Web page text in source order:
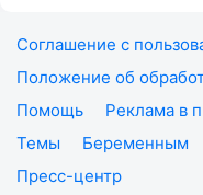
Соглашение с
Положение об
Помощь
Реклама в
Темы
Беременным
Пресс-центр